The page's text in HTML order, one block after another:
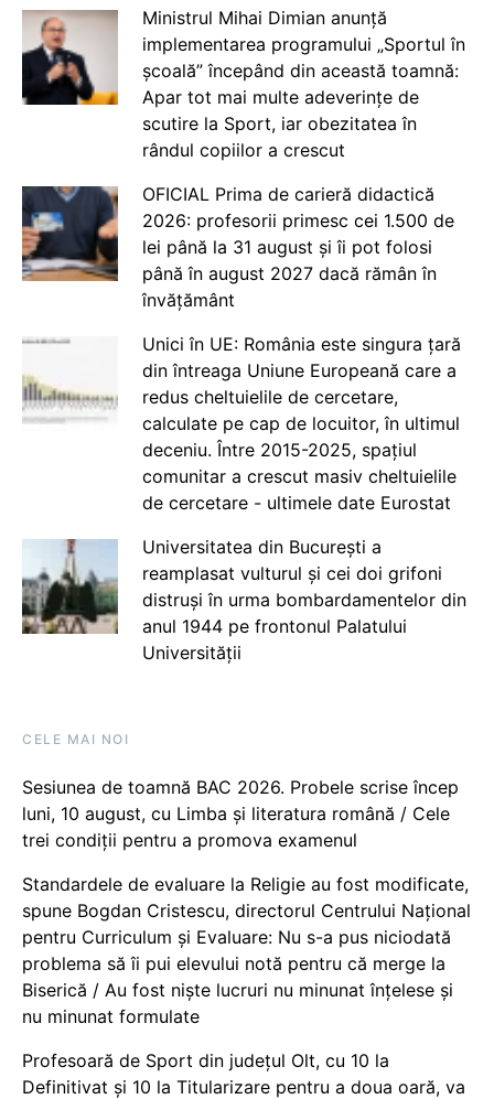
Ministrul Mihai Dimian anunță
implementarea programului „Sportul în
școală” începând din această toamnă:
Apar tot mai multe adeverințe de
scutire la Sport, iar obezitatea în
rândul copiilor a crescut
OFICIAL Prima de carieră didactică
2026: profesorii primesc cei 1.500 de
lei până la 31 august și îi pot folosi
până în august 2027 dacă rămân în
învățământ
Unici în UE: România este singura țară
din întreaga Uniune Europeană care a
redus cheltuielile de cercetare,
calculate pe cap de locuitor, în ultimul
deceniu. Între 2015-2025, spațiul
comunitar a crescut masiv cheltuielile
de cercetare - ultimele date Eurostat
Universitatea din București a
reamplasat vulturul și cei doi grifoni
distruși în urma bombardamentelor din
anul 1944 pe frontonul Palatului
Universității
CELE MAI NOI
Sesiunea de toamnă BAC 2026. Probele scrise încep
luni, 10 august, cu Limba și literatura română / Cele
trei condiții pentru a promova examenul
Standardele de evaluare la Religie au fost modificate,
spune Bogdan Cristescu, directorul Centrului Național
pentru Curriculum și Evaluare: Nu s-a pus niciodată
problema să îi pui elevului notă pentru că merge la
Biserică / Au fost niște lucruri nu minunat înțelese și
nu minunat formulate
Profesoară de Sport din județul Olt, cu 10 la
Definitivat și 10 la Titularizare pentru a doua oară, va